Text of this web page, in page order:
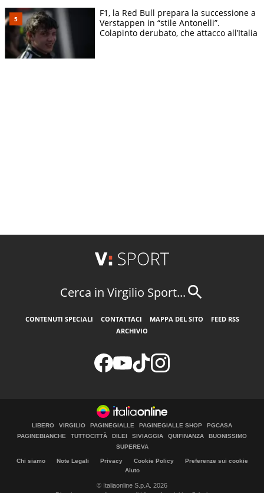
F1, la Red Bull prepara la successione a
Verstappen in “stile Antonelli”.
Colapinto derubato, che attacco all’Italia
Cerca in Virgilio Sport...
CONTENUTI SPECIALI CONTATTACI MAPPA DEL SITO
FEED RSS
ARCHIVIO
LIBERO VIRGILIO PAGINEGIALLE PAGINEGIALLE SHOP
PGCASA
PAGINEBIANCHE
TUTTOCITTÀ DILEI SIVIAGGIA QUIFINANZA
BUONISSIMO
SUPEREVA
Chi siamo Note Legali Privacy Cookie Policy
Preferenze sui cookie
Aiuto
© Italiaonline S.p.A. 2026